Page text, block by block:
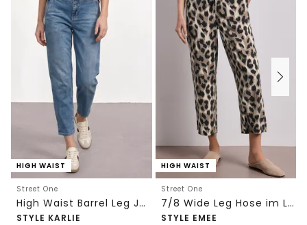
HIGH WAIST
Street One
High Waist Barrel Leg Jeans im Loose Fit
STYLE KARLIE
HIGH WAIST
Street One
7/8 Wide Leg Hose im Loose Fit mit Print
STYLE EMEE